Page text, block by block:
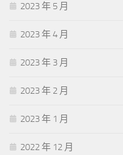
2023 年 5 月
2023 年 4 月
2023 年 3 月
2023 年 2 月
2023 年 1 月
2022 年 12 月